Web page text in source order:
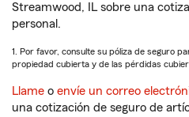
Streamwood, IL sobre una
personal.
1. Por favor, consulte su póliza de seguro
propiedad cubierta y de las pérdidas
Llame o envíe un correo
una cotización de seguro de